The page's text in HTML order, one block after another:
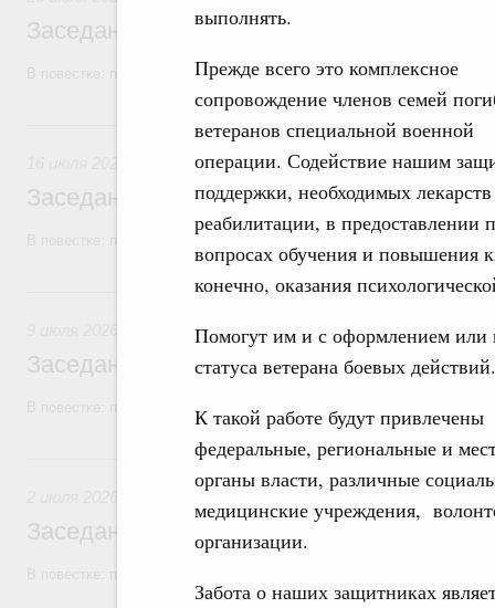
выполнять.
Прежде всего это комплексное
сопровождение членов семей
ветеранов специальной военной
операции. Содействие нашим
поддержки, необходимых
реабилитации, в предоставлении
вопросах обучения и повышения
конечно, оказания
Помогут им и с оформлением или
статуса ветерана боевых действий.
К такой работе будут привлечены
федеральные, региональные и
органы власти, различные
медицинские учреждения,
организации.
Забота о наших защитниках
Заседание Правительства (2026 год,
В повестке: проекты федеральных законов
16 июля, четверг
Заседание Правительства (2026 год,
9 июля, четверг
Заседание Правительства (2026 год,
В повестке: проекты федеральных законов, бюджетные
2 июля, четверг
Заседание Правительства (2026 год,